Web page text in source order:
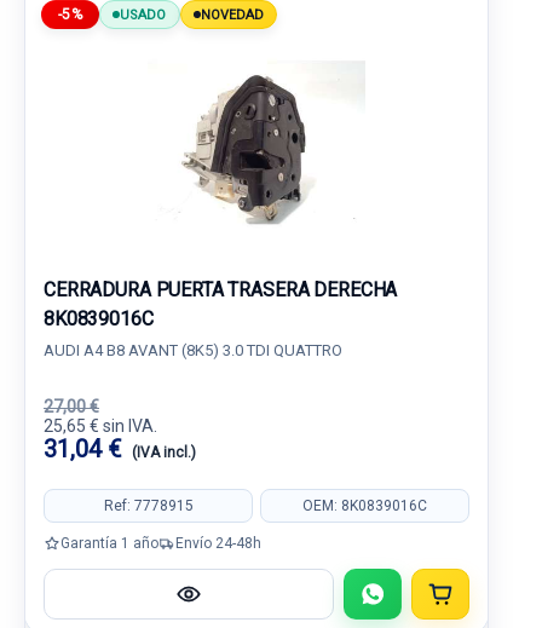
-5% USADO NOVEDAD
CERRADURA PUERTA TRASERA DERECHA
8K0839016C
AUDI A4 B8 AVANT (8K5) 3.0 TDI QUATTRO
27,00 €
25,65 € sin IVA.
31,04 € (IVA incl.)
Ref: 7778915 OEM: 8K0839016C
Garantía 1 año Envío 24-48h